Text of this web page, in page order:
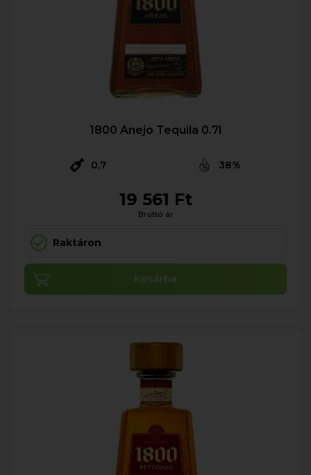
1800 Anejo Tequila 0.7l
0,7 38%
19 561 Ft
Bruttó ár
Raktáron
Kosárba